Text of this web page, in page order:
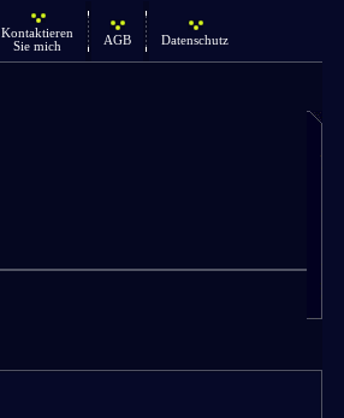
Kontaktieren
Sie mich
AGB Datenschutz